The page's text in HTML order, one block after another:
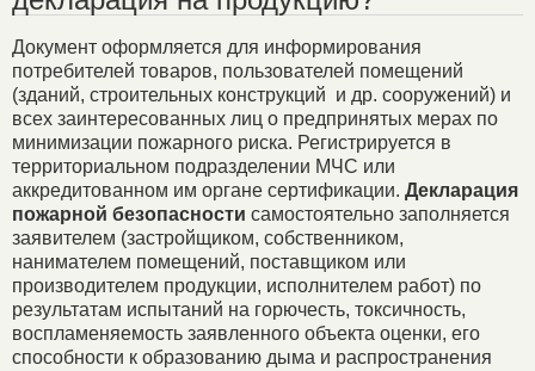
Документ оформляется для информирования
потребителей товаров, пользователей помещений
(зданий, строительных конструкций и др. сооружений) и
всех заинтересованных лиц о предпринятых мерах по
минимизации пожарного риска. Регистрируется в
территориальном подразделении МЧС или
аккредитованном им органе сертификации. Декларация
пожарной безопасности самостоятельно заполняется
заявителем (застройщиком, собственником,
нанимателем помещений, поставщиком или
производителем продукции, исполнителем работ) по
результатам испытаний на горючесть, токсичность,
воспламеняемость заявленного объекта оценки, его
способности к образованию дыма и распространения